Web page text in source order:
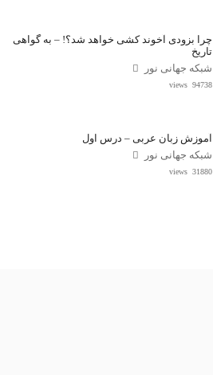
چرا بزودی آخوند کشی خواهد شد؟! – به گواهی
تاریخ
شبکه جهانی نور
94738 views
آموزش زبان عربی – درس اول
شبکه جهانی نور
31880 views